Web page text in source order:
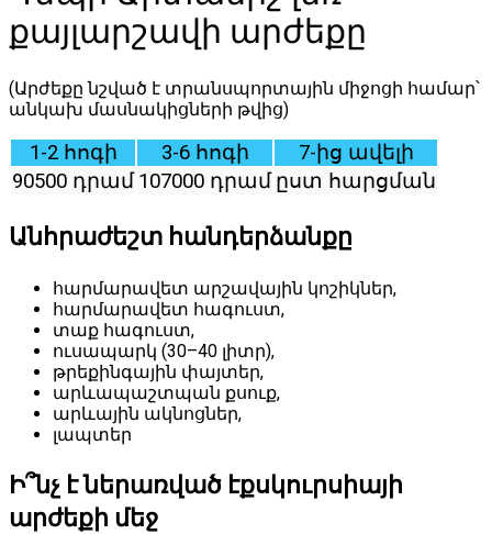
քայլարշավի արժեքը
(Արժեքը նշված է տրանսպորտային միջոցի համար՝
անկախ մասնակիցների թվից)
1-2 հոգի 3-6 հոգի
7-ից ավելի
90500 դրամ 107000 դրամ ըստ հարցման
Անհրաժեշտ հանդերձանքը
հարմարավետ արշավային կոշիկներ,
հարմարավետ հագուստ,
տաք հագուստ,
ուսապարկ (30–40 լիտր),
թրեքինգային փայտեր,
արևապաշտպան քսուք,
արևային ակնոցներ,
լապտեր
Ի՞նչ է ներառված էքսկուրսիայի
արժեքի մեջ